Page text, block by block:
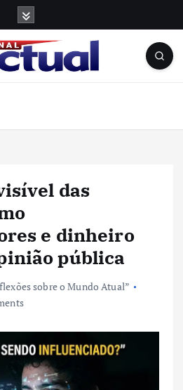
das
e dinheiro
pública
sobre o Mundo Atual”